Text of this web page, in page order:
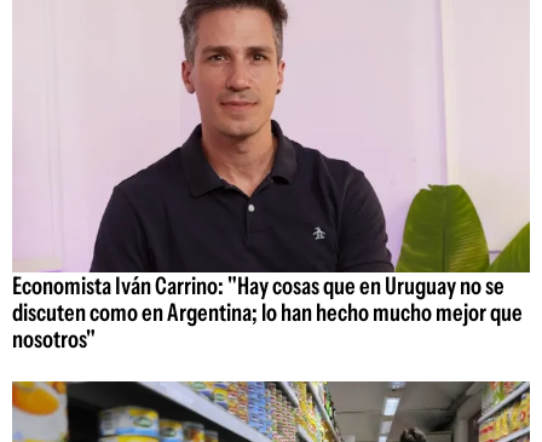
Economista Iván Carrino: "Hay cosas que en Uruguay no se
discuten como en Argentina; lo han hecho mucho mejor que
nosotros"